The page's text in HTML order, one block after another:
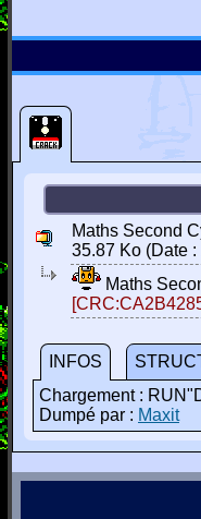
Maths Second
35.87 Ko (Date
Maths
INFOS
Chargement :
Dumpé par : Maxit